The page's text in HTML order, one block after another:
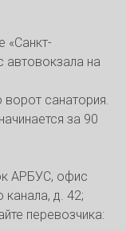
«Санкт-
автовокзала на
санатория.
за 90
АРБУС, офис
д. 42;
перевозчика: